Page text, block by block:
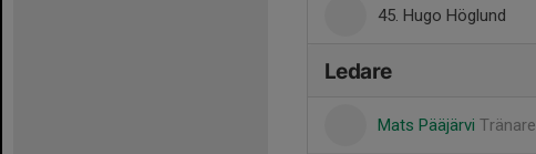
45. Hugo Höglund
Ledare
Mats Pääjärvi Tränare